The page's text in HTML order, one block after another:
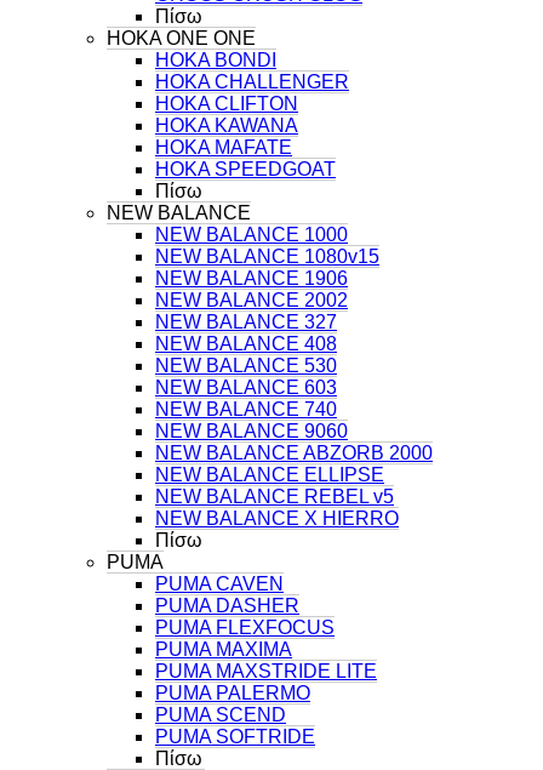
Πίσω
HOKA ONE ONE
HOKA BONDI
HOKA CHALLENGER
HOKA CLIFTON
HOKA KAWANA
HOKA MAFATE
HOKA SPEEDGOAT
Πίσω
NEW BALANCE
NEW BALANCE 1000
NEW BALANCE 1080v15
NEW BALANCE 1906
NEW BALANCE 2002
NEW BALANCE 327
NEW BALANCE 408
NEW BALANCE 530
NEW BALANCE 603
NEW BALANCE 740
NEW BALANCE 9060
NEW BALANCE ABZORB 2000
NEW BALANCE ELLIPSE
NEW BALANCE REBEL v5
NEW BALANCE X HIERRO
Πίσω
PUMA
PUMA CAVEN
PUMA DASHER
PUMA FLEXFOCUS
PUMA MAXIMA
PUMA MAXSTRIDE LITE
PUMA PALERMO
PUMA SCEND
PUMA SOFTRIDE
Πίσω